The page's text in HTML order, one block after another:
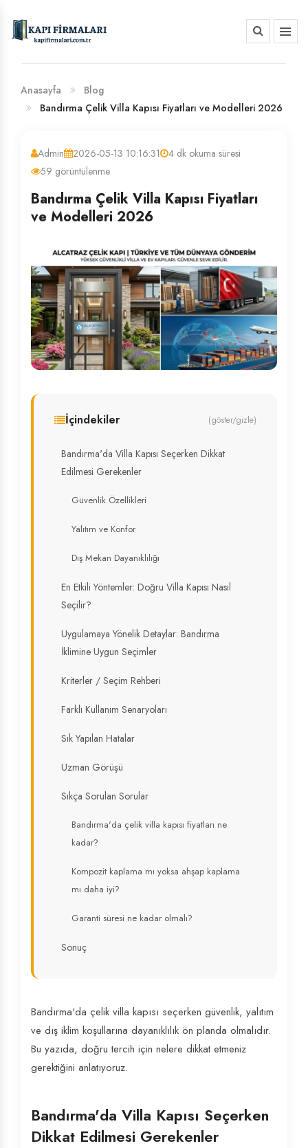
BANKA HESAP NUMARALARIMIZ
Anasayfa
Blog
Bandırma Çelik Villa Kapısı Fiyatları ve Modelleri 2026
Admin 2026-05-13 10:16:31
4 dk okuma süresi
59 görüntülenme
Bandırma Çelik Villa Kapısı Fiyatları
ve Modelleri 2026
İçindekiler (göster/gizle)
Bandırma'da Villa Kapısı Seçerken Dikkat
Edilmesi Gerekenler
Güvenlik Özellikleri
Yalıtım ve Konfor
Dış Mekan Dayanıklılığı
En Etkili Yöntemler: Doğru Villa Kapısı Nasıl
Seçilir?
Uygulamaya Yönelik Detaylar: Bandırma
İklimine Uygun Seçimler
Kriterler / Seçim Rehberi
Farklı Kullanım Senaryoları
Sık Yapılan Hatalar
Uzman Görüşü
Sıkça Sorulan Sorular
Bandırma'da çelik villa kapısı fiyatları ne
kadar?
Kompozit kaplama mı yoksa ahşap kaplama
mı daha iyi?
Garanti süresi ne kadar olmalı?
Sonuç
Bandırma'da çelik villa kapısı seçerken güvenlik, yalıtım
ve dış iklim koşullarına dayanıklılık ön planda olmalıdır.
Bu yazıda, doğru tercih için nelere dikkat etmeniz
gerektiğini anlatıyoruz.
Bandırma'da Villa Kapısı Seçerken
Dikkat Edilmesi Gerekenler